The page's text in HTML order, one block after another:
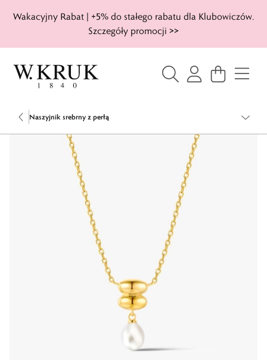
Wakacyjny Rabat | +5% do stałego rabatu dla Klubowiczów.
Szczegóły promocji >>
Naszyjnik srebrny z perłą